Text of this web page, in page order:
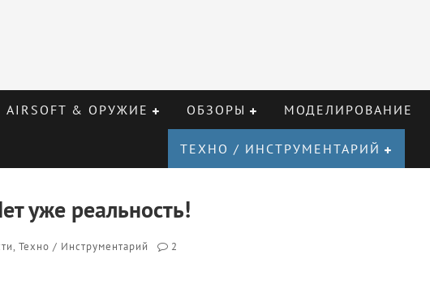
AIRSOFT & ОРУЖИЕ ОБЗОРЫ МОДЕЛИРОВАНИЕ
ТЕХНО / ИНСТРУМЕНТАРИЙ
уже реальность!
, Техно / Инструментарий 2